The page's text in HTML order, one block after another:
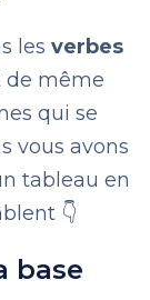
les verbes
de même
qui se
vous avons
tableau en
👇
base